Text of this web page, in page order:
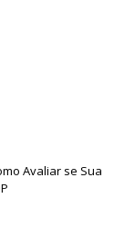
Avaliar se Sua